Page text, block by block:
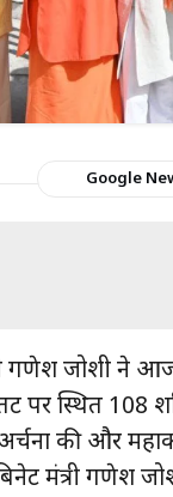
Google
गणेश जोशी ने
पर स्थित 108
की और
मंत्री गणेश